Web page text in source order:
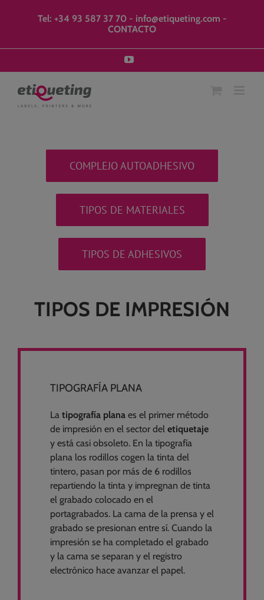
Tel: +34 93 587 37 70- info@etiqueting.com -
CONTACTO
YouTube
COMPLEJO AUTOADHESIVO
TIPOS DE MATERIALES
TIPOS DE ADHESIVOS
TIPOS DE IMPRESIÓN
TIPOGRAFÍA PLANA
La tipografía plana es el primer método
de impresión en el sector del etiquetaje
y está casi obsoleto. En la tipografía
plana los rodillos cogen la tinta del
tintero, pasan por más de 6 rodillos
repartiendo la tinta y impregnan de tinta
el grabado colocado en el
portagrabados. La cama de la prensa y el
grabado se presionan entre sí. Cuando la
impresión se ha completado el grabado
y la cama se separan y el registro
electrónico hace avanzar el papel.